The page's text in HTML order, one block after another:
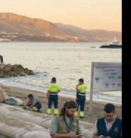
02
hídrica,
litoral